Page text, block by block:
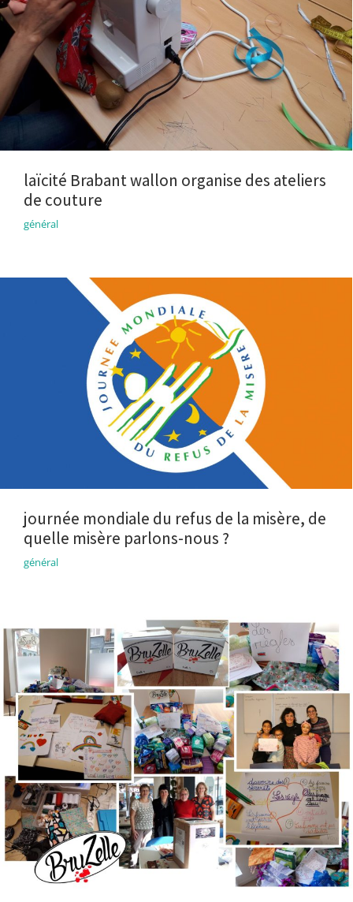
laïcité Brabant wallon organise des ateliers
de couture
général
journée mondiale du refus de la misère, de
quelle misère parlons-nous ?
général